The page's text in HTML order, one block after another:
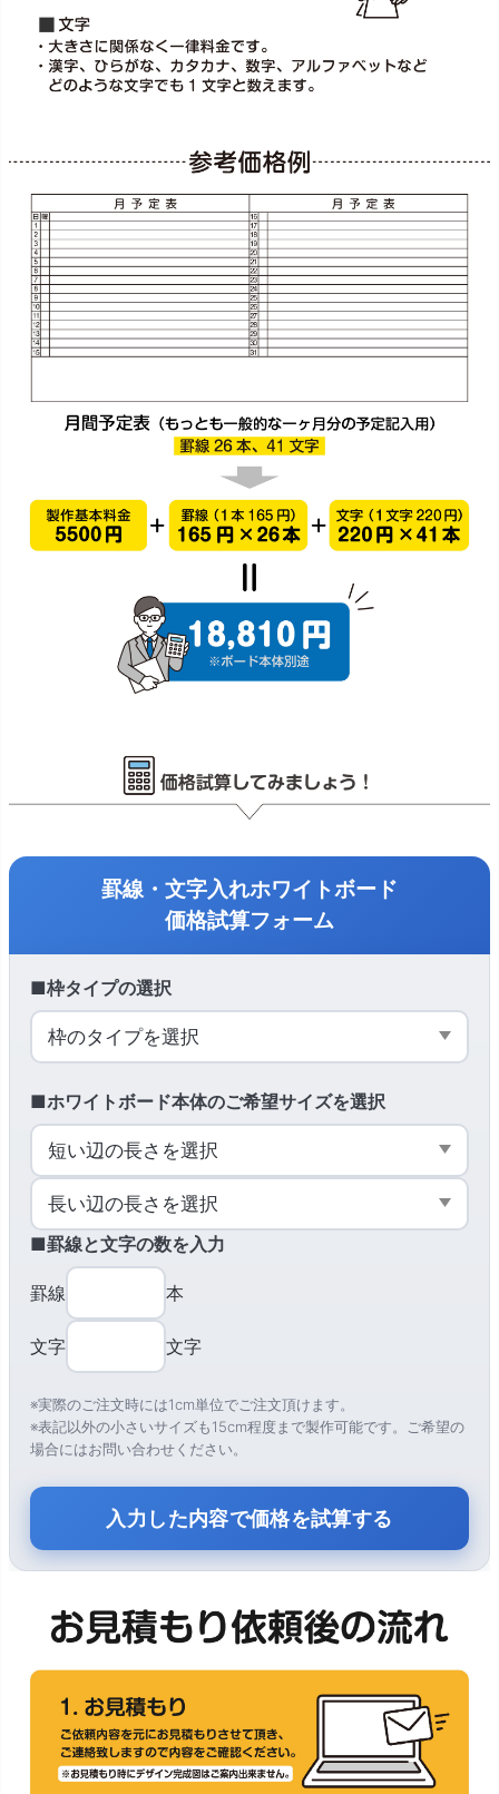
罫線・文字入れホワイトボード
価格試算フォーム
■枠タイプの選択
■ホワイトボード本体のご希望サイズを選択
■罫線と文字の数を入力
罫線 本
文字 文字
※実際のご注文時には1cm単位でご注文頂けます。
※表記以外の小さいサイズも15cm程度まで製作可能です。ご希望の
場合にはお問い合わせください。
入力した内容で価格を試算する